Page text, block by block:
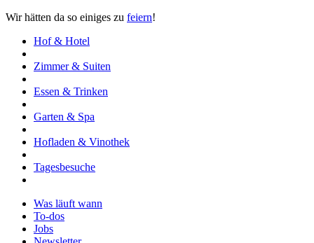
Wir hätten da so einiges zu feiern!
Hof & Hotel
Zimmer & Suiten
Essen & Trinken
Garten & Spa
Hofladen & Vinothek
Tagesbesuche
Was läuft wann
To-dos
Jobs